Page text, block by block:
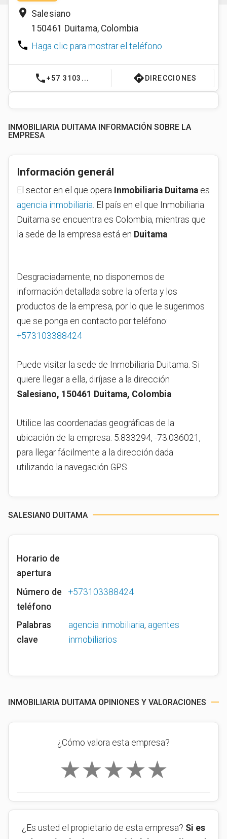
place Salesiano
150461 Duitama, Colombia
phone Haga clic para mostrar el teléfono
phone+57 3103... directions DIRECCIONES
INMOBILIARIA DUITAMA INFORMACIÓN SOBRE LA
EMPRESA
Información generál
El sector en el que opera Inmobiliaria Duitama es
agencia inmobiliaria. El país en el que Inmobiliaria
Duitama se encuentra es Colombia, mientras que
la sede de la empresa está en Duitama.
Desgraciadamente, no disponemos de
información detallada sobre la oferta y los
productos de la empresa, por lo que le sugerimos
que se ponga en contacto por teléfono:
+573103388424
Puede visitar la sede de Inmobiliaria Duitama. Si
quiere llegar a ella, diríjase a la dirección
Salesiano, 150461 Duitama, Colombia
Utilice las coordenadas geográficas de la
ubicación de la empresa: 5.833294, -73.036021,
para llegar fácilmente a la dirección dada
utilizando la navegación GPS.
SALESIANO DUITAMA
Horario de
apertura
Número de
teléfono
+573103388424
Palabras
clave
agencia inmobiliaria, agentes
inmobiliarios
INMOBILIARIA DUITAMA OPINIONES Y VALORACIONES
¿Cómo valora esta empresa?
★
★
★
★
★
¿Es usted el propietario de esta empresa? Si es